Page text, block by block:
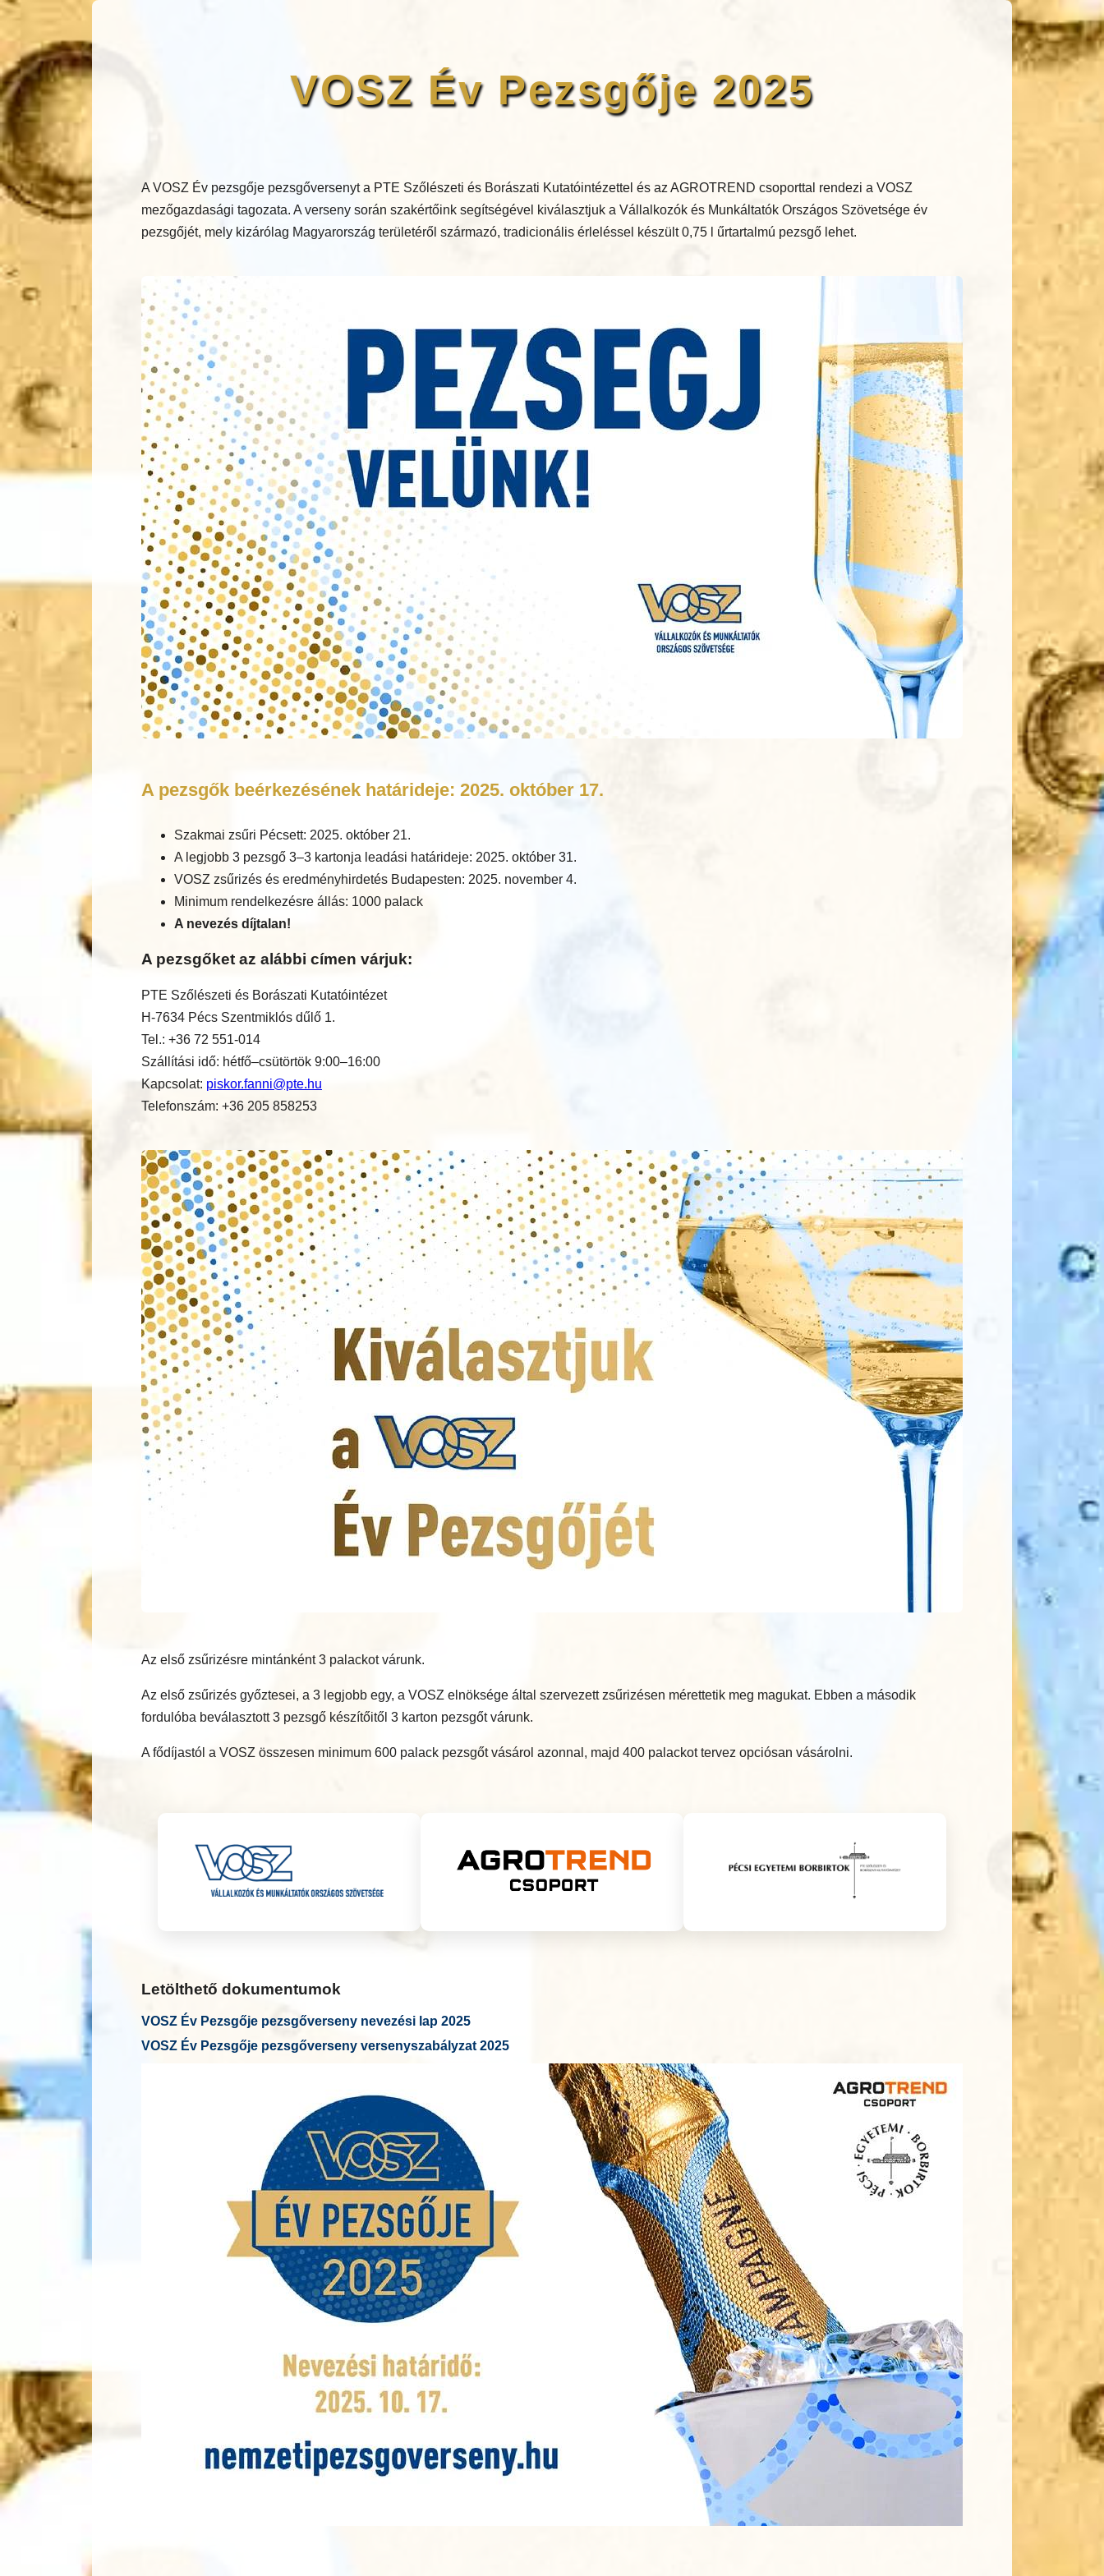
VOSZ Év Pezsgője 2025
A VOSZ Év pezsgője pezsgőversenyt a PTE Szőlészeti és Borászati Kutatóintézettel és az AGROTREND csoporttal rendezi a VOSZ
mezőgazdasági tagozata. A verseny során szakértőink segítségével kiválasztjuk a Vállalkozók és Munkáltatók Országos Szövetsége év
pezsgőjét, mely kizárólag Magyarország területéről származó, tradicionális érleléssel készült 0,75 l űrtartalmú pezsgő lehet.
A pezsgők beérkezésének határideje: 2025. október 17.
Szakmai zsűri Pécsett: 2025. október 21.
A legjobb 3 pezsgő 3–3 kartonja leadási határideje: 2025. október 31.
VOSZ zsűrizés és eredményhirdetés Budapesten: 2025. november 4.
Minimum rendelkezésre állás: 1000 palack
A nevezés díjtalan!
A pezsgőket az alábbi címen várjuk:
PTE Szőlészeti és Borászati Kutatóintézet
H-7634 Pécs Szentmiklós dűlő 1.
Tel.: +36 72 551-014
Szállítási idő: hétfő–csütörtök 9:00–16:00
Kapcsolat: piskor.fanni@pte.hu
Telefonszám: +36 205 858253
Az első zsűrizésre mintánként 3 palackot várunk.
Az első zsűrizés győztesei, a 3 legjobb egy, a VOSZ elnöksége által szervezett zsűrizésen mérettetik meg magukat. Ebben a második
fordulóba beválasztott 3 pezsgő készítőitől 3 karton pezsgőt várunk.
A fődíjastól a VOSZ összesen minimum 600 palack pezsgőt vásárol azonnal, majd 400 palackot tervez opciósan vásárolni.
Letölthető dokumentumok
VOSZ Év Pezsgője pezsgőverseny nevezési lap 2025
VOSZ Év Pezsgője pezsgőverseny versenyszabályzat 2025